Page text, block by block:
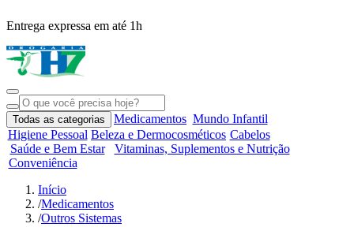
Entrega expressa em até 1h
Todas as categorias Medicamentos Mundo Infantil
Higiene Pessoal Beleza e Dermocosméticos Cabelos
Saúde e Bem Estar
Vitaminas, Suplementos e Nutrição
Conveniência
Início
/Medicamentos
/Outros Sistemas